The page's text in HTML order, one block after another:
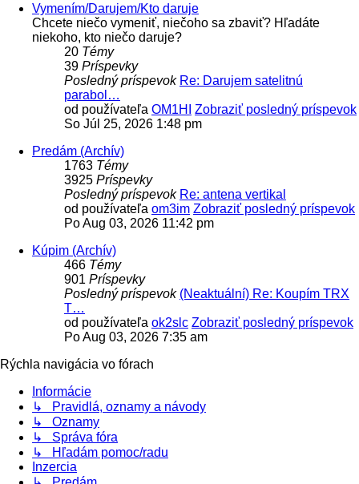
Vymením/Darujem/Kto daruje
Chcete niečo vymeniť, niečoho sa zbaviť? Hľadáte
niekoho, kto niečo daruje?
20 Témy
39 Príspevky
Posledný príspevok Re: Darujem satelitnú
parabol…
od používateľa OM1HI
Zobraziť posledný príspevok
So Júl 25, 2026 1:48 pm
Predám (Archív)
1763 Témy
3925 Príspevky
Posledný príspevok Re: antena vertikal
od používateľa om3im Zobraziť posledný príspevok
Po Aug 03, 2026 11:42 pm
Kúpim (Archív)
466 Témy
901 Príspevky
Posledný príspevok (Neaktuální) Re: Koupím TRX
T…
od používateľa ok2slc Zobraziť posledný príspevok
Po Aug 03, 2026 7:35 am
Rýchla navigácia vo fórach
Informácie
↳ Pravidlá, oznamy a návody
↳ Oznamy
↳ Správa fóra
↳ Hľadám pomoc/radu
Inzercia